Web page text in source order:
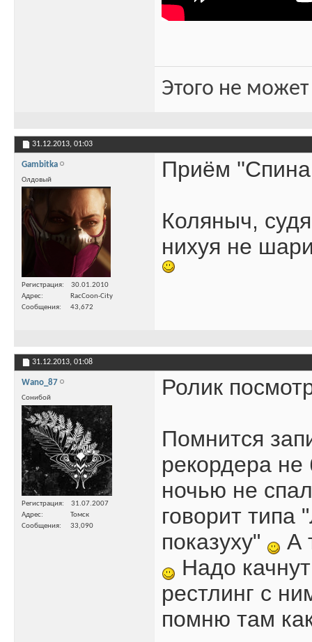
Этого не
31.12.2013, 01:03
Gambitka
Олдовый
Регистрация
30.01.2010
Адрес
RacCoon-City
Сообщения
43,672
Приём ''Спина
Коляныч,
нихуя не
31.12.2013, 01:08
Wano_87
Сонибой
Регистрация
31.07.2007
Адрес
Томск
Сообщения
33,090
Ролик
Помнится
рекордера
ночью не
говорит
показуху"
А
Надо
рестлинг с
помню там